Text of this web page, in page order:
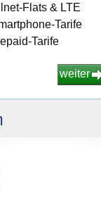
Flats & LTE
Tarife
Tarife
weiter